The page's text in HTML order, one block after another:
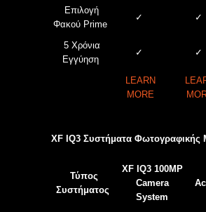
Επιλογή
Φακού Prime
✓ ✓
5 Χρόνια
Εγγύηση
✓ ✓
LEARN
MORE
XF IQ3 Συστήματα Φωτογραφικής
Τύπος
Συστήματος
XF IQ3 100MP
Camera
System